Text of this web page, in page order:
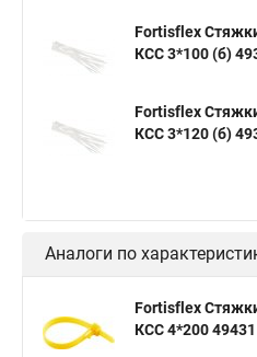
Стяжки для кабелей
Хомут стяжка это Хомут
Купить стяжки кабельную
Хомуты стяжки нейлон
Стяжки маркеры Стяжка
Прайс на цены по стяжке
Fortisflex
КСС 3*100 (б)
Fortisflex
КСС 3*120 (б)
Аналоги по
Fortisflex
КСС 4*200 49431